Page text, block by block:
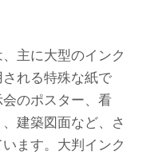
主に大型のインク
れる特殊な紙で
のポスター、看
建築図面など、さ
ます。大判インク